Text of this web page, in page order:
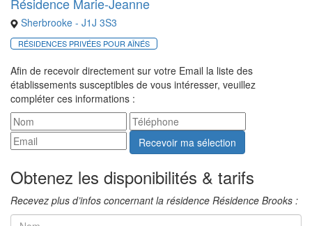
Sherbrooke - J1J 3S3
RÉSIDENCES PRIVÉES POUR AÎNÉS
Afin de recevoir directement sur votre Email la liste des
établissements susceptibles de vous intéresser, veuillez
compléter ces informations :
Recevoir ma sélection
Obtenez les disponibilités & tarifs
Recevez plus d’infos concernant la résidence Résidence Brooks :